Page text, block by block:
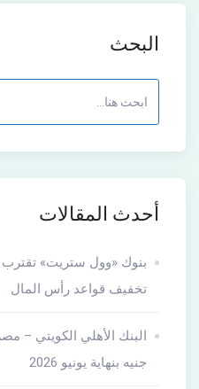
البحث
أحدث المقالات
بنوك «وول ستريت»
تخفيف قواعد رأس المال
جنيه بنهاية يونيو 2026